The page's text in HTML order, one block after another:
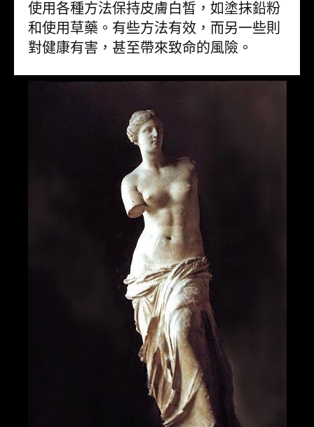
使用各種方法保持皮膚白皙，如塗抹鉛粉
和使用草藥。有些方法有效，而另一些則
對健康有害，甚至帶來致命的風險。